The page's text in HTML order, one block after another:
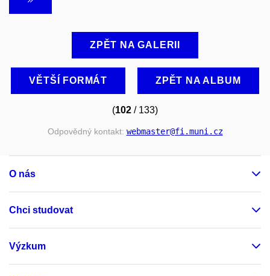
ZPĚT NA GALERII
VĚTŠÍ FORMÁT ZPĚT NA ALBUM
(102 / 133)
Odpovědný kontakt: webmaster@fi.muni.cz
O nás
Chci studovat
Výzkum